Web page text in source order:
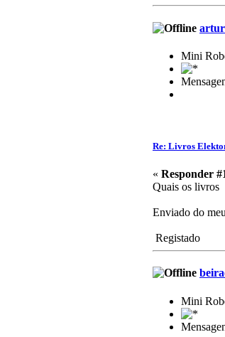
Mini
Re: Livros
« Responder
Quais os livros
Enviado do
Registado
Mini